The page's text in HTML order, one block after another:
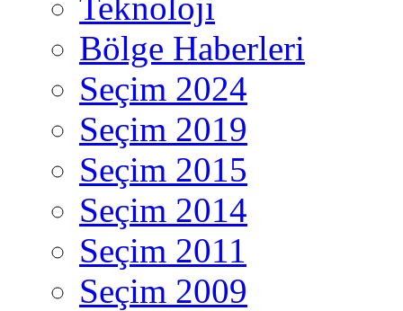
Bölge Haberleri
Seçim 2024
Seçim 2019
Seçim 2015
Seçim 2014
Seçim 2011
Seçim 2009